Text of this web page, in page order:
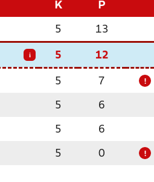
K P
5 13
i 5 12
5 7 !
5 6
5 6
5 0 !